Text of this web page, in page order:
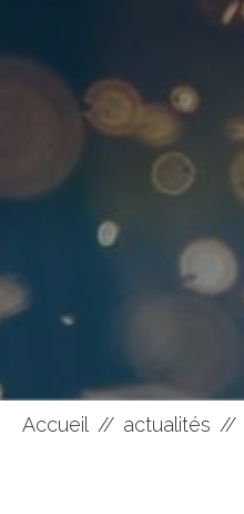
Accueil // actualités //